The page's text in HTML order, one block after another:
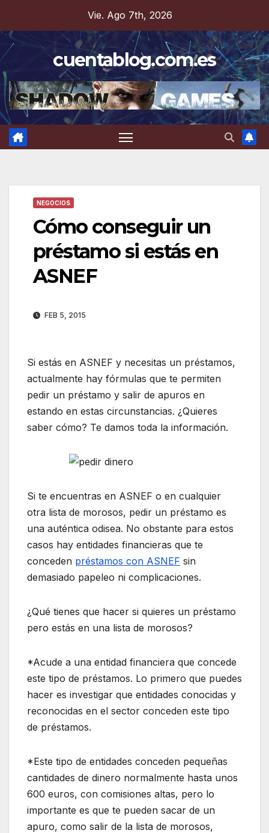
contenido
Vie. Ago 7th, 2026
cuentablog.com.es
NEGOCIOS
Cómo conseguir un
préstamo si estás en
ASNEF
FEB 5, 2015
Si estás en ASNEF y necesitas un préstamos,
actualmente hay fórmulas que te permiten
pedir un préstamo y salir de apuros en
estando en estas circunstancias. ¿Quieres
saber cómo? Te damos toda la información.
Si te encuentras en ASNEF o en cualquier
otra lista de morosos, pedir un préstamo es
una auténtica odisea. No obstante para estos
casos hay entidades financieras que te
conceden préstamos con ASNEF sin
demasiado papeleo ni complicaciones.
¿Qué tienes que hacer si quieres un préstamo
pero estás en una lista de morosos?
*Acude a una entidad financiera que concede
este tipo de préstamos. Lo primero que puedes
hacer es investigar que entidades conocidas y
reconocidas en el sector conceden este tipo
de préstamos.
*Este tipo de entidades conceden pequeñas
cantidades de dinero normalmente hasta unos
600 euros, con comisiones altas, pero lo
importante es que te pueden sacar de un
apuro, como salir de la lista de morosos,